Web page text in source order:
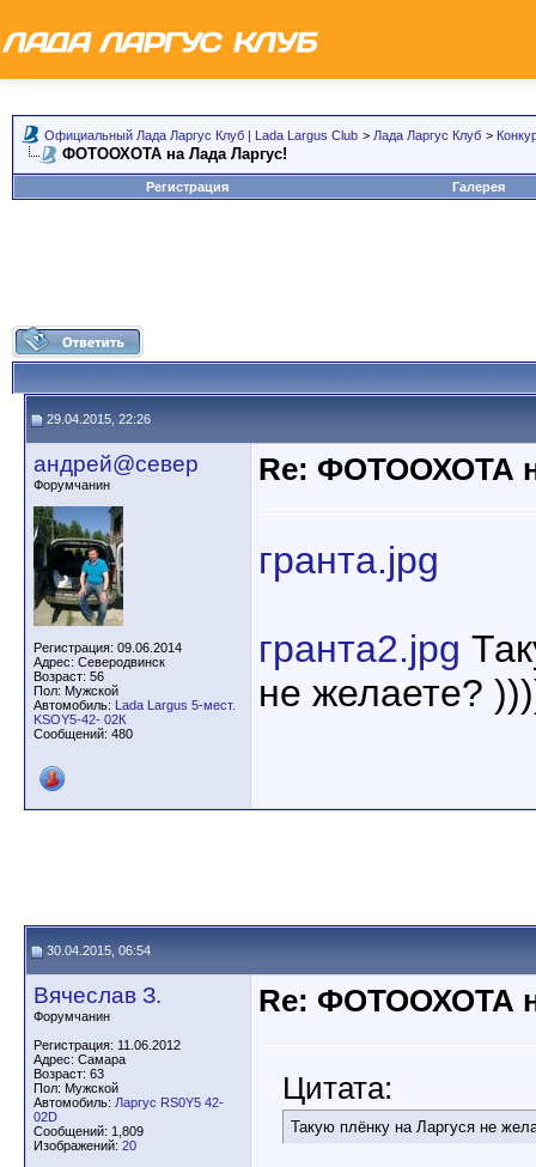
Официальный Лада Ларгус Клуб | Lada Largus Club > Лада Ларгус Клуб >
ФОТООХОТА на Лада Ларгус!
Регистрация Галерея
29.04.2015, 22:26
андрей@север
Форумчанин
Регистрация: 09.06.2014
Адрес: Северодвинск
Возраст: 56
Пол: Мужской
Автомобиль: Lada Largus 5-мест.
KSOY5-42- 02К
Сообщений: 480
Re: ФОТООХОТА
гранта.jpg
гранта2.jpg
не желаете?
30.04.2015, 06:54
Вячеслав З.
Форумчанин
Регистрация: 11.06.2012
Адрес: Самара
Возраст: 63
Пол: Мужской
Автомобиль: Ларгус RS0Y5 42-
02D
Сообщений: 1,809
Изображений: 20
Re: ФОТООХОТА
Цитата:
Такую плёнку на Ларгуся не